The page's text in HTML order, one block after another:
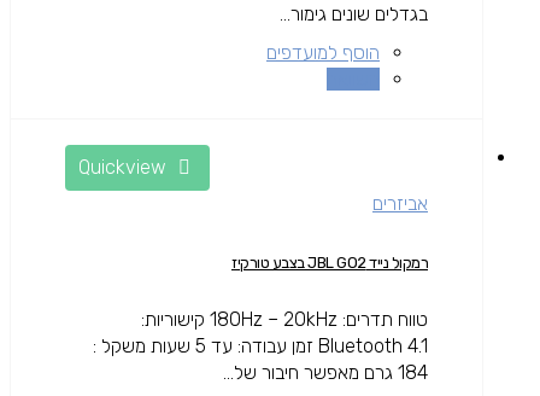
בגדלים שונים גימור...
הוסף למועדפים
אביזרים
רמקול נייד JBL GO2 בצבע טורקיז
טווח תדרים: 180Hz – 20kHz קישוריות:
Bluetooth 4.1 זמן עבודה: עד 5 שעות משקל :
184 גרם מאפשר חיבור של...